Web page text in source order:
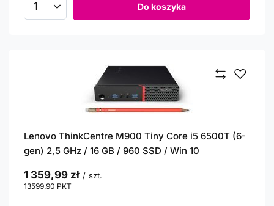
Ilość produktów Do koszyka
Lenovo ThinkCentre M900 Tiny Core i5 6500T (6-
gen) 2,5 GHz / 16 GB / 960 SSD / Win 10
1 359,99 zł / szt.
13599.90 PKT